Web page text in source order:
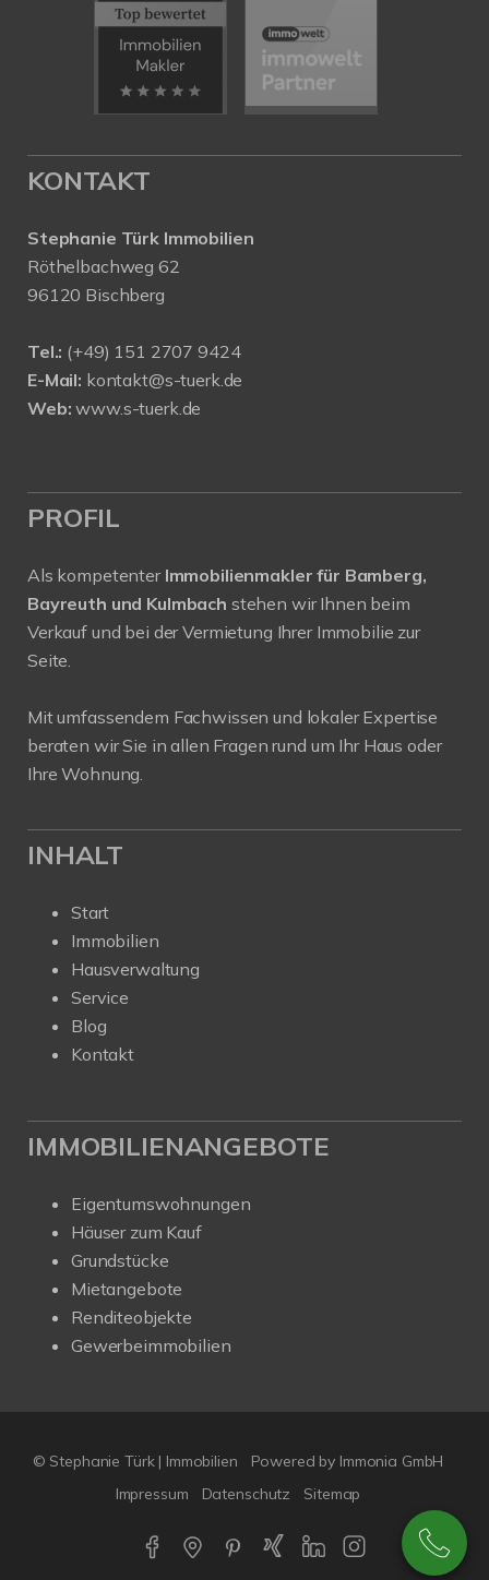
KONTAKT
Stephanie Türk Immobilien
Röthelbachweg 62
96120 Bischberg
Tel.: (+49) 151 2707 9424
E-Mail: kontakt@s-tuerk.de
Web: www.s-tuerk.de
PROFIL
Als kompetenter Immobilienmakler für Bamberg,
Bayreuth und Kulmbach stehen wir Ihnen beim
Verkauf und bei der Vermietung Ihrer Immobilie zur
Seite.
Mit umfassendem Fachwissen und lokaler Expertise
beraten wir Sie in allen Fragen rund um Ihr Haus oder
Ihre Wohnung.
INHALT
Start
Immobilien
Hausverwaltung
Service
Blog
Kontakt
IMMOBILIENANGEBOTE
Eigentumswohnungen
Häuser zum Kauf
Grundstücke
Mietangebote
Renditeobjekte
Gewerbeimmobilien
© Stephanie Türk | Immobilien
Powered by Immonia GmbH
Impressum
Datenschutz Sitemap